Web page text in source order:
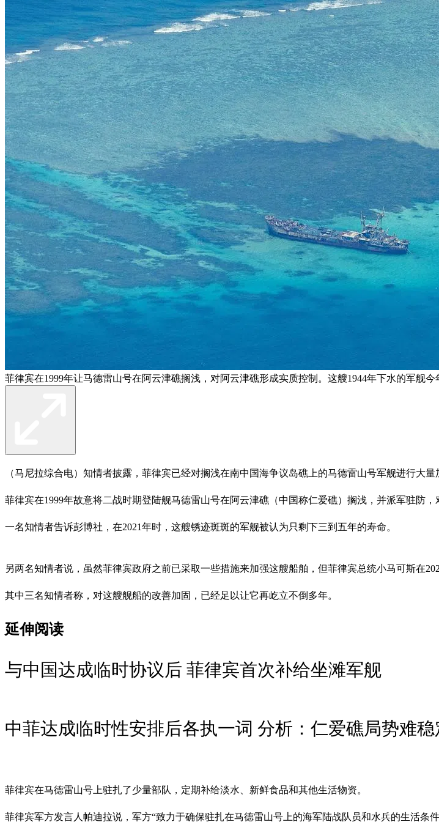
菲律宾在1999年让马德雷山号在阿云津礁搁浅，对阿云津礁形成实质控制。这艘1944年下水的军舰今
（马尼拉综合电）知情者披露，菲律宾已经对搁浅在南中国海争议岛礁上的马德雷山号军舰进行大
菲律宾在1999年故意将二战时期登陆舰马德雷山号在阿云津礁（中国称仁爱礁）搁浅，并派军驻防，
一名知情者告诉彭博社，在2021年时，这艘锈迹斑斑的军舰被认为只剩下三到五年的寿命。
另两名知情者说，虽然菲律宾政府之前已采取一些措施来加强这艘船舶，但菲律宾总统小马可斯在
其中三名知情者称，对这艘舰船的改善加固，已经足以让它再屹立不倒多年。
延伸阅读
与中国达成临时协议后 菲律宾首次补给坐滩军舰
中菲达成临时性安排后各执一词 分析：仁爱礁局势难稳
菲律宾在马德雷山号上驻扎了少量部队，定期补给淡水、新鲜食品和其他生活物资。
菲律宾军方发言人帕迪拉说，军方“致力于确保驻扎在马德雷山号上的海军陆战队员和水兵的生活条件